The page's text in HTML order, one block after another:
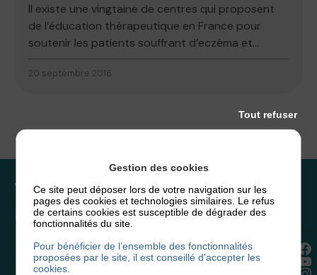
Il existe une vingtaine de centres qui proposent
de l’éducation thérapeutique en France pour
soutenir les patients souffrant d’eczéma et...
20 septembre 2016
Vous souhaitez rejoindre
l’association ou faire un don ?
NOUS REJOINDRE
Gestion des cookies
Ce site peut déposer lors de votre navigation sur les
pages des cookies et technologies similaires. Le refus
de certains cookies est susceptible de dégrader des
fonctionnalités du site.
Pour bénéficier de l’ensemble des fonctionnalités
proposées par le site, il est conseillé d'accepter les
cookies.
Tout refuser